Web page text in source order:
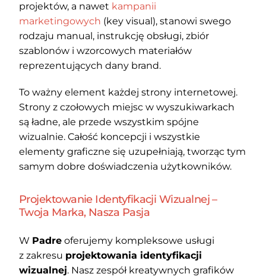
projektów, a nawet kampanii
marketingowych (key visual), stanowi swego
rodzaju manual, instrukcję obsługi, zbiór
szablonów i wzorcowych materiałów
reprezentujących dany brand.
To ważny element każdej strony internetowej.
Strony z czołowych miejsc w wyszukiwarkach
są ładne, ale przede wszystkim spójne
wizualnie. Całość koncepcji i wszystkie
elementy graficzne się uzupełniają, tworząc tym
samym dobre doświadczenia użytkowników.
Projektowanie Identyfikacji Wizualnej –
Twoja Marka, Nasza Pasja
W Padreoferujemy kompleksowe usługi
z zakresu projektowania identyfikacji
wizualnej. Nasz zespół kreatywnych grafików